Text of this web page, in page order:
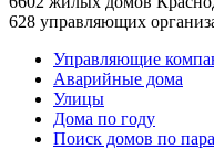
628 управляющих
Главное меню
Управляющие
Аварийные дома
Улицы
Дома по году
Поиск домов по